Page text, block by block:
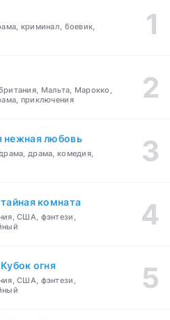
криминал, боевик,
Мальта, Марокко,
приключения
нежная любовь
драма, комедия,
комната
США, фэнтези,
огня
США, фэнтези,